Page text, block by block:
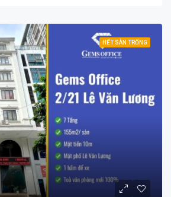
HẾT SÀN TRỐNG